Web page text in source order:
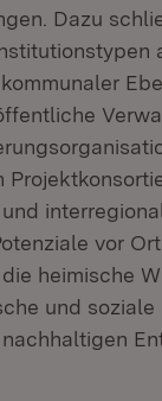
Dazu
vor
heimische
und